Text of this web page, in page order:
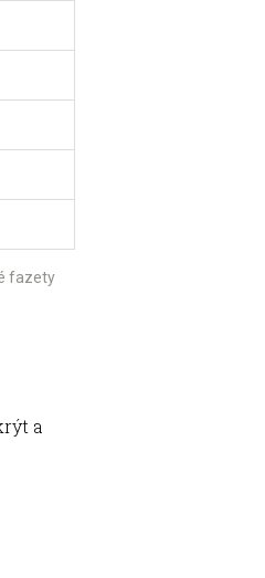
fazety
a